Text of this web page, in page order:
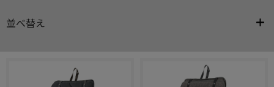
並べ替え